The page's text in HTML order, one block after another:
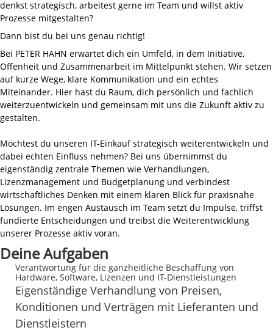
denkst strategisch, arbeitest gerne im Team und willst aktiv
Prozesse mitgestalten?
Dann bist du bei uns genau richtig!
Bei PETER HAHN erwartet dich ein Umfeld, in dem Initiative,
Offenheit und Zusammenarbeit im Mittelpunkt stehen. Wir setzen
auf kurze Wege, klare Kommunikation und ein echtes
Miteinander. Hier hast du Raum, dich persönlich und fachlich
weiterzuentwickeln und gemeinsam mit uns die Zukunft aktiv zu
gestalten.
Möchtest du unseren IT-Einkauf strategisch weiterentwickeln und
dabei echten Einfluss nehmen? Bei uns übernimmst du
eigenständig zentrale Themen wie Verhandlungen,
Lizenzmanagement und Budgetplanung und verbindest
wirtschaftliches Denken mit einem klaren Blick für praxisnahe
Lösungen. Im engen Austausch im Team setzt du Impulse, triffst
fundierte Entscheidungen und treibst die Weiterentwicklung
unserer Prozesse aktiv voran.
Deine Aufgaben
Verantwortung für die ganzheitliche Beschaffung von
Hardware, Software, Lizenzen und IT-Dienstleistungen
Eigenständige Verhandlung von Preisen,
Konditionen und Verträgen mit Lieferanten und
Dienstleistern